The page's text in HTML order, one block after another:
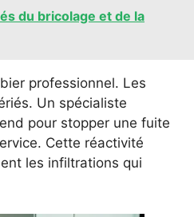
du bricolage et de la
professionnel. Les
Un spécialiste
pour stopper une fuite
Cette réactivité
les infiltrations qui